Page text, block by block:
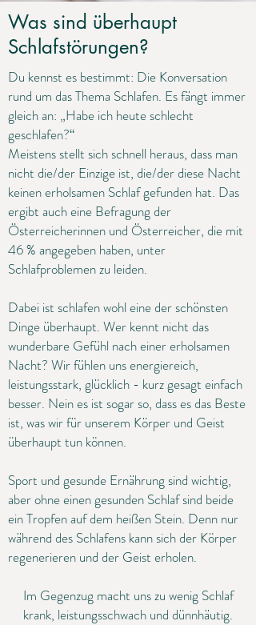
Was sind überhaupt
Schlafstörungen?
Du kennst es bestimmt: Die Konversation
rund um das Thema Schlafen. Es fängt immer
gleich an: „Habe ich heute schlecht
geschlafen?“
Meistens stellt sich schnell heraus, dass man
nicht die/der Einzige ist, die/der diese Nacht
keinen erholsamen Schlaf gefunden hat. Das
ergibt auch eine Befragung der
Österreicherinnen und Österreicher, die mit
46 % angegeben haben, unter
Schlafproblemen zu leiden.
Dabei ist schlafen wohl eine der schönsten
Dinge überhaupt. Wer kennt nicht das
wunderbare Gefühl nach einer erholsamen
Nacht? Wir fühlen uns energiereich,
leistungsstark, glücklich - kurz gesagt einfach
besser. Nein es ist sogar so, dass es das Beste
ist, was wir für unserem Körper und Geist
überhaupt tun können.
Sport und gesunde Ernährung sind wichtig,
aber ohne einen gesunden Schlaf sind beide
ein Tropfen auf dem heißen Stein. Denn nur
während des Schlafens kann sich der Körper
regenerieren und der Geist erholen.
Im Gegenzug macht uns zu wenig Schlaf
krank, leistungsschwach und dünnhäutig.